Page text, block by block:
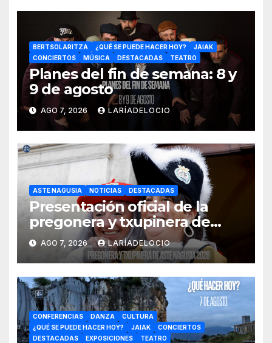
BERTSOLARITZA ¿QUÉ SE PUEDE HACER HOY?
JAIAK
CONCIERTOS
MÚSICA DESTACADAS TEATRO
Planes del fin de semana: 8 y
9 de agosto
AGO 7, 2026 LARÍADELOCIO
ASTE NAGUSIA NOTICIAS DESTACADAS
Presentación oficial de la
pregonera y txupinera de
Aste Nagusia 2026
AGO 7, 2026 LARÍADELOCIO
CONFERENCIAS DANZA
CULTURA
¿QUÉ SE PUEDE HACER HOY?
JAIAK
CONCIERTOS
DESTACADAS
EXPOSICIONES TEATRO